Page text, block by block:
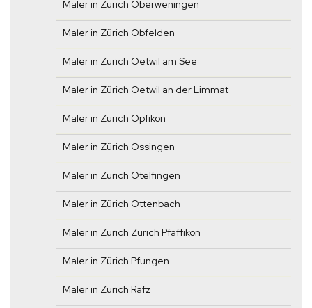
Maler in Zürich Oberweningen
Maler in Zürich Obfelden
Maler in Zürich Oetwil am See
Maler in Zürich Oetwil an der Limmat
Maler in Zürich Opfikon
Maler in Zürich Ossingen
Maler in Zürich Otelfingen
Maler in Zürich Ottenbach
Maler in Zürich Zürich Pfäffikon
Maler in Zürich Pfungen
Maler in Zürich Rafz